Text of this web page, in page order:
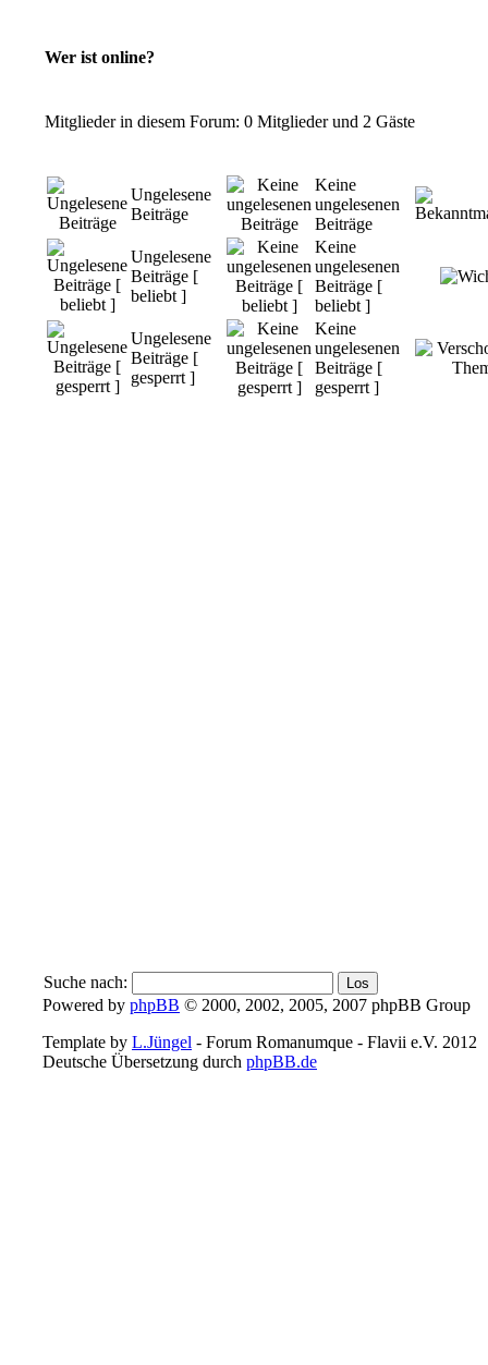
Wer ist online?
Mitglieder in diesem Forum: 0 Mitglieder und 2 Gäste
Ungelesene
Beiträge
Keine
ungelesenen
Beiträge
Ungelesene
Beiträge [
beliebt ]
Keine
ungelesenen
Beiträge [
beliebt ]
Ungelesene
Beiträge [
gesperrt ]
Keine
ungelesenen
Beiträge [
gesperrt ]
Suche nach:
Powered by phpBB © 2000, 2002, 2005, 2007 phpBB Group
Template by L.Jüngel - Forum Romanumque - Flavii e.V. 2012
Deutsche Übersetzung durch phpBB.de